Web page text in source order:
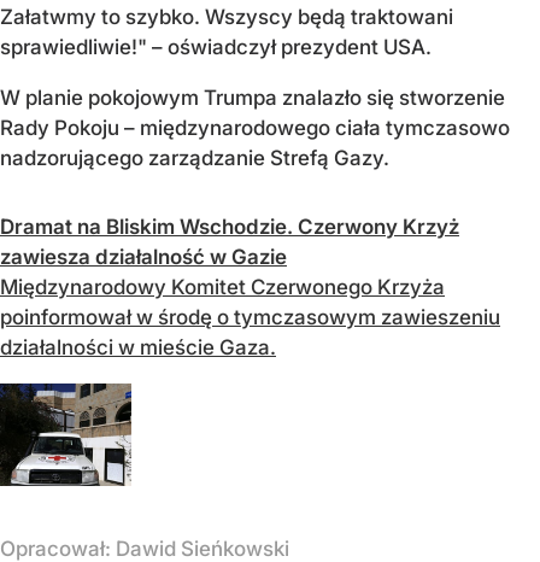
Załatwmy to szybko. Wszyscy będą traktowani
sprawiedliwie!" – oświadczył prezydent USA.
W planie pokojowym Trumpa znalazło się stworzenie
Rady Pokoju – międzynarodowego ciała tymczasowo
nadzorującego zarządzanie Strefą Gazy.
Dramat na Bliskim Wschodzie. Czerwony Krzyż
zawiesza działalność w Gazie
Międzynarodowy Komitet Czerwonego Krzyża
poinformował w środę o tymczasowym zawieszeniu
działalności w mieście Gaza.
Opracował: Dawid Sieńkowski